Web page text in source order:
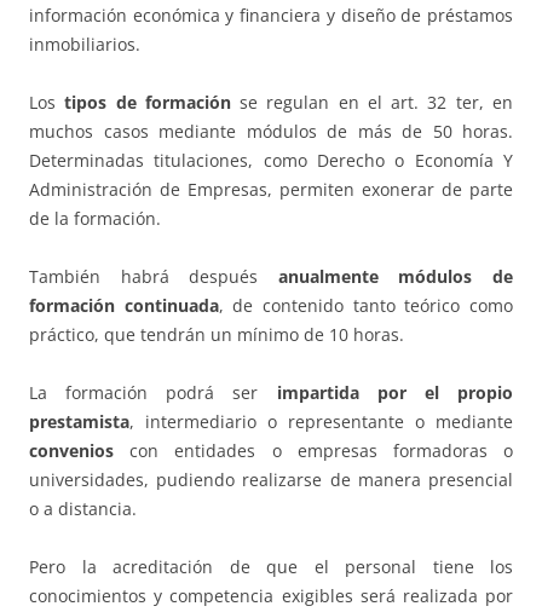
información económica y financiera y diseño de préstamos
inmobiliarios.
Lostipos de formaciónse regulan en el art. 32 ter, en
muchos casos mediante módulos de más de 50 horas.
Determinadas titulaciones, como Derecho o Economía Y
Administración de Empresas, permiten exonerar de parte
de la formación.
También habrá después anualmente módulos de
formación continuada, de contenido tanto teórico como
práctico, que tendrán un mínimo de 10 horas.
La formación podrá ser impartida por el propio
prestamista, intermediario o representante o mediante
convenios con entidades o empresas formadoras o
universidades, pudiendo realizarse de manera presencial
o a distancia.
Pero la acreditación de que el personal tiene los
conocimientos y competencia exigibles será realizada por